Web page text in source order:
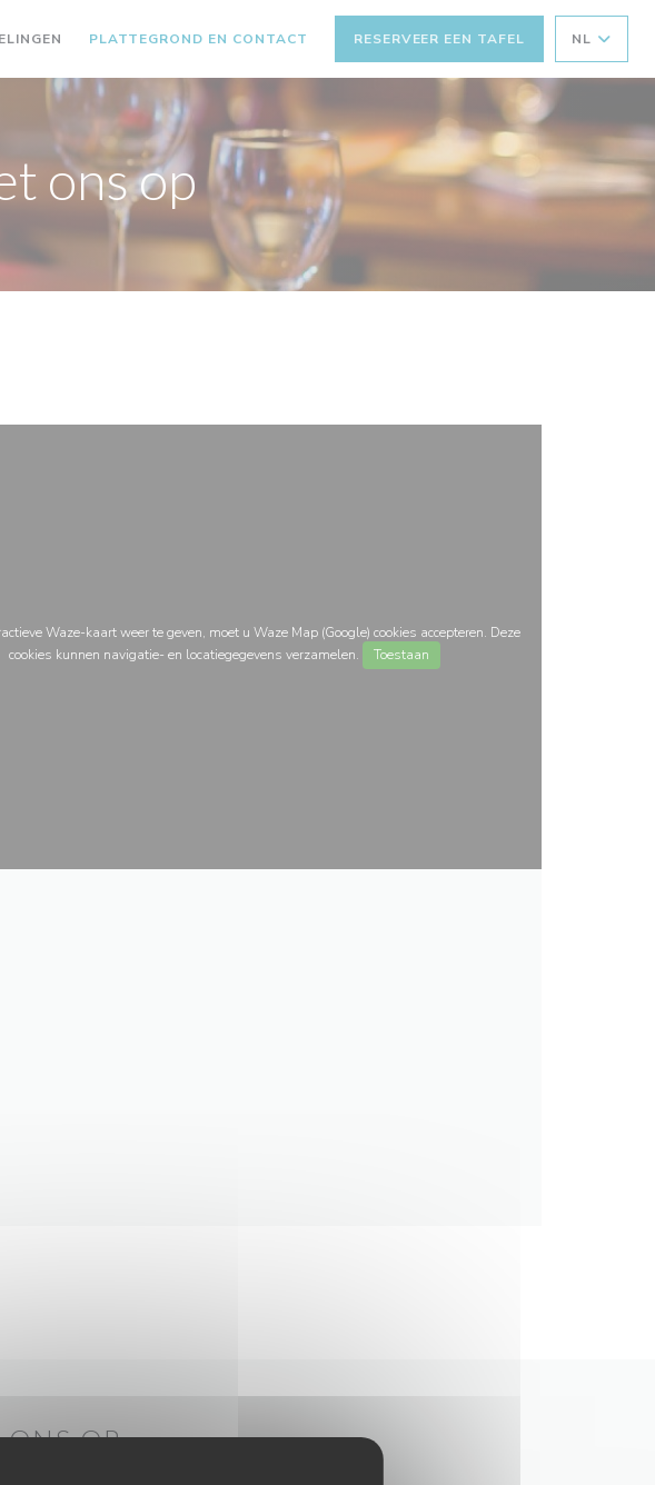
PLATTEGROND EN CONTACT RESERVEER EEN TAFEL NL
ons op
Waze-kaart weer te geven, moet u Waze Map (Google) cookies accepteren. Deze
cookies kunnen navigatie- en locatiegegevens verzamelen.
Toestaan
OP